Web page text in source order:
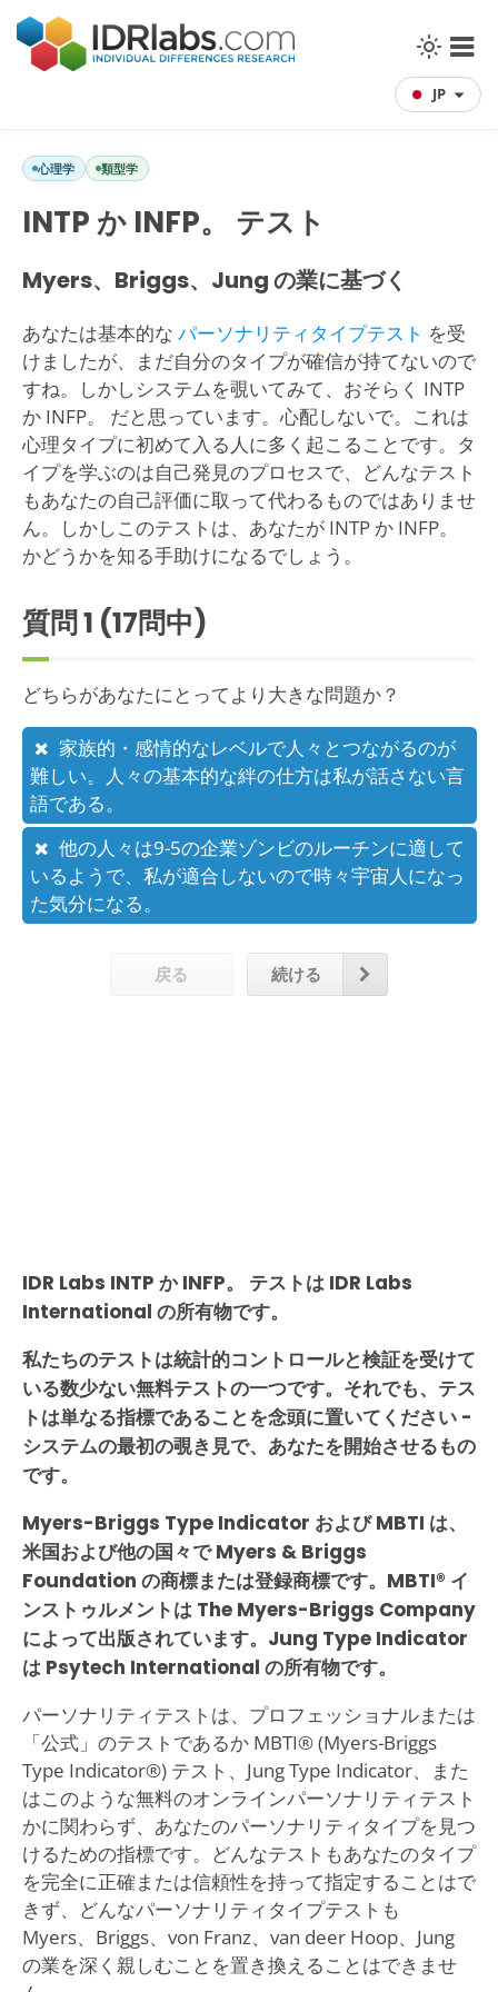
JP
心理学 類型学
INTP か INFP。 テスト
Myers、Briggs、Jung の業に基づく
あなたは基本的な パーソナリティタイプテスト を受
けましたが、まだ自分のタイプが確信が持てないので
すね。しかしシステムを覗いてみて、おそらく INTP
か INFP。 だと思っています。心配しないで。これは
心理タイプに初めて入る人に多く起こることです。タ
イプを学ぶのは自己発見のプロセスで、どんなテスト
もあなたの自己評価に取って代わるものではありませ
ん。しかしこのテストは、あなたが INTP か INFP。
かどうかを知る手助けになるでしょう。
質問1 (17問中)
どちらがあなたにとってより大きな問題か？
家族的・感情的なレベルで人々とつながるのが
難しい。人々の基本的な絆の仕方は私が話さない言
語である。
他の人々は9-5の企業ゾンビのルーチンに適して
いるようで、私が適合しないので時々宇宙人になっ
た気分になる。
戻る 続ける
IDR Labs INTP か INFP。 テストは IDR Labs
International の所有物です。
私たちのテストは統計的コントロールと検証を受けて
いる数少ない無料テストの一つです。それでも、テス
トは単なる指標であることを念頭に置いてください -
システムの最初の覗き見で、あなたを開始させるもの
です。
Myers-Briggs Type Indicator および MBTI は、
米国および他の国々で Myers & Briggs
Foundation の商標または登録商標です。MBTI® イ
ンストゥルメントは The Myers-Briggs Company
によって出版されています。Jung Type Indicator
は Psytech International の所有物です。
パーソナリティテストは、プロフェッショナルまたは
「公式」のテストであるか MBTI® (Myers-Briggs
Type Indicator®) テスト、Jung Type Indicator、また
はこのような無料のオンラインパーソナリティテスト
かに関わらず、あなたのパーソナリティタイプを見つ
けるための指標です。どんなテストもあなたのタイプ
を完全に正確または信頼性を持って指定することはで
きず、どんなパーソナリティタイプテストも
Myers、Briggs、von Franz、van deer Hoop、Jung
の業を深く親しむことを置き換えることはできませ